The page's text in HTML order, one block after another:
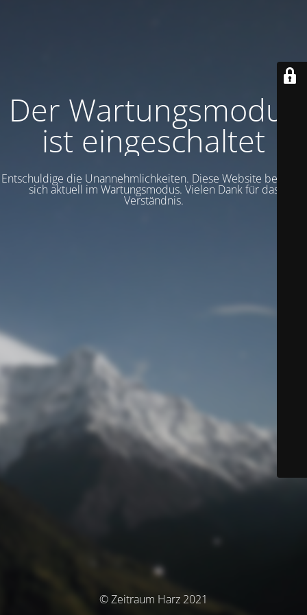
Der Wartungsmodus
ist eingeschaltet
Entschuldige die Unannehmlichkeiten. Diese Website befindet
sich aktuell im Wartungsmodus. Vielen Dank für das
Verständnis.
© Zeitraum Harz 2021